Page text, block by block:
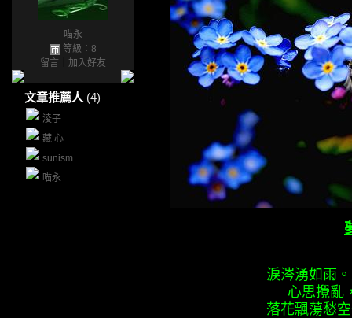
喵永
等級：8
留言
加入好友
文章推薦人 (4)
淩子
藏 心
sunism
喵永
淚涔湧如雨
心思攪亂
落花飄蕩愁